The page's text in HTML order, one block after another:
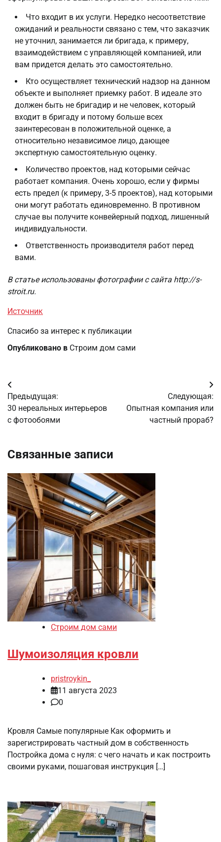
Что входит в их услуги. Нередко несоответствие
ожиданий и реальности связано с тем, что заказчик
не уточнил, занимается ли бригада, к примеру,
взаимодействием с управляющей компанией, или
вам придется делать это самостоятельно.
Кто осуществляет технический надзор на данном
объекте и выполняет приемку работ. В идеале это
должен быть не бригадир и не человек, который
входит в бригаду и потому больше всех
заинтересован в положительной оценке, а
относительно независимое лицо, дающее
экспертную самостоятельную оценку.
Количество проектов, над которыми сейчас
работает компания. Очень хорошо, если у фирмы
есть предел (к примеру, 3-5 проектов), над которыми
они могут работать единовременно. В противном
случае вы получите конвейерный подход, лишенный
индивидуальности.
Ответственность производителя работ перед
вами.
В статье использованы фотографии с сайта http://s-
stroit.ru.
Источник
Спасибо за интерес к публикации
Опубликовано в Строим дом сами
Навигация
по
записям
Предыдущая:
30 нереальных интерьеров
с фотообоями
Следующая:
Опытная компания или
частный прораб?
Связанные записи
Строим дом сами
Шумоизоляция кровли
pristroykin_
11 августа 2023
0
Кровля Самые популярные Как оформить и
зарегистрировать частный дом в собственность
Постройка дома с нуля: с чего начать и как построить
своими руками, пошаговая инструкция […]